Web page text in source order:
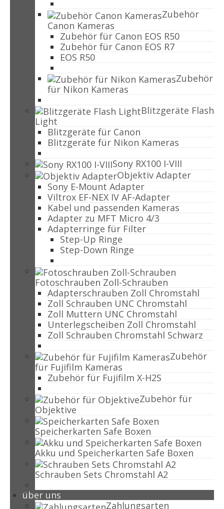
Zubehör
Canon Kameras
Zubehör für Canon EOS R50
Zubehör für Canon EOS R7
EOS R50
Zubehör
für Nikon Kameras
Blitzgeräte Flash
Light
Blitzgeräte für Canon
Blitzgeräte für Nikon Kameras
Sony RX100 I-VIII
Objektiv Adapter
Sony E-Mount Adapter
Viltrox EF-NEX IV AF-Adapter
Kabel und passenden Kameras
Adapter zu MFT Micro 4/3
Adapterringe für Filter
Step-Up Ringe
Step-Down Ringe
Fotoschrauben Zoll-Schrauben
Adapterschrauben Zoll Chromstahl
Zoll Schrauben UNC Chromstahl
Zoll Muttern UNC Chromstahl
Unterlegscheiben Zoll Chromstahl
Zoll Schrauben Chromstahl Schwarz
Zubehör
für Fujifilm Kameras
Zubehör für Fujifilm X-H2S
Zubehör für
Objektive
Speicherkarten Safe Boxen
Akku und Speicherkarten Safe Boxen
Schrauben Sets Chromstahl A2
über uns
Zahlungsarten